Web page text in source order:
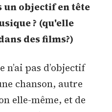
un objectif en tête
? (qu'elle
des films?)
n’ai pas d’objectif
chanson, autre
elle-même, et de